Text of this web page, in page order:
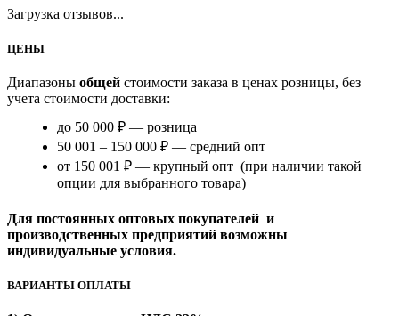
Загрузка отзывов...
ЦЕНЫ
Диапазоны общей стоимости заказа в ценах розницы, без
учета стоимости доставки:
до 50 000 ₽ — розница
50 001 – 150 000 ₽ — средний опт
от 150 001 ₽ — крупный опт (при наличии такой
опции для выбранного товара)
Для постоянных оптовых покупателей и
производственных предприятий возможны
индивидуальные условия.
ВАРИАНТЫ ОПЛАТЫ